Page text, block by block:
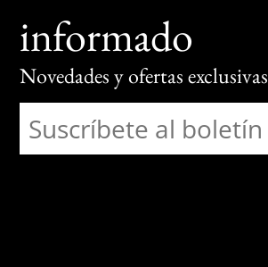
informado
Novedades y ofertas exclusivas